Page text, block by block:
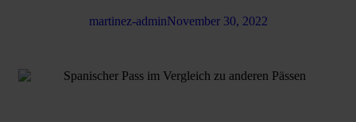
martinez-adminNovember 30, 2022